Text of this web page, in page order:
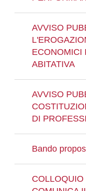
AVVISO
ECONOMICI
ABITATIVA
AVVISO
DI
Bando
COLLOQUIO